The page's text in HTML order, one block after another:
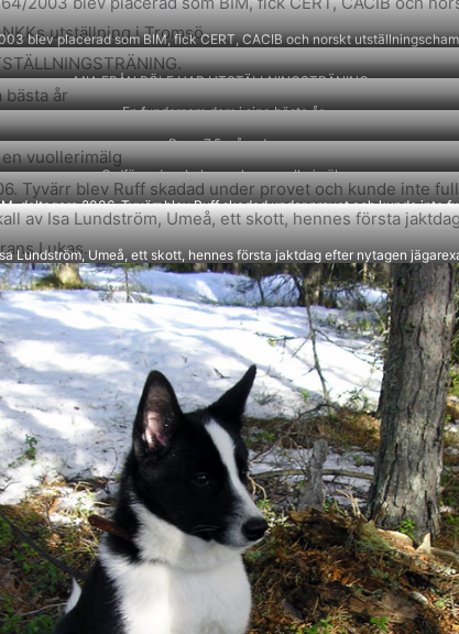
blev placerad som BIM, fick CERT, CACIB och norskt
Tromsö.
MIA FRÅN BÖLE HAR UTSTÄLLNINGSTRÄNING.
En fundersam dam i sina bästa år
Rana 7,5 månader
Ordföranden, Lukas och en vuollerimälg
deltagare 2006. Tyvärr blev Ruff skadad under provet och kunde inte
Lundström, Umeå, ett skott, hennes första jaktdag efter nytagen